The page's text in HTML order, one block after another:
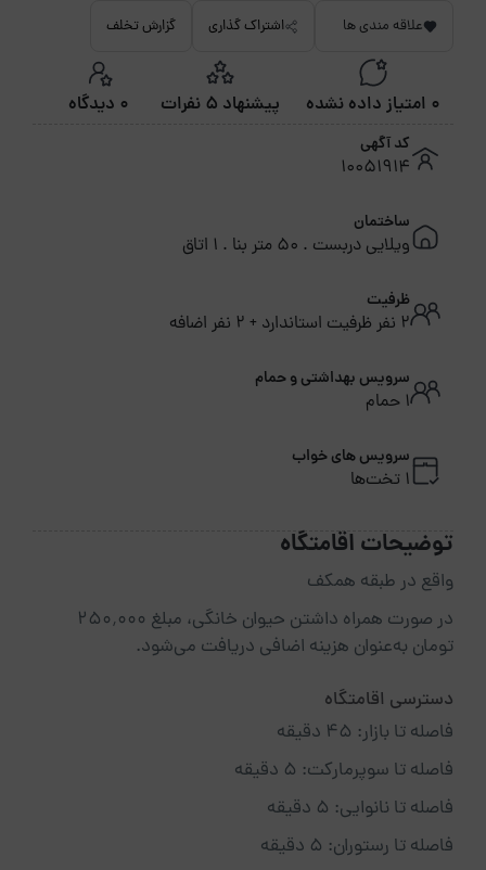
علاقه مندی ها اشتراک گذاری گزارش تخلف
0 امتیاز داده نشده پیشنهاد 5 نفرات 0 دیدگاه
کد آگهی
10051914
ساختمان
ویلایی دربست . 50 متر بنا . 1 اتاق
ظرفیت
2 نفر ظرفیت استاندارد + 2 نفر اضافه
سرویس بهداشتی و حمام
1 حمام
سرویس های خواب
1 تخت‌ها
توضیحات اقامتگاه
واقع در طبقه همکف
در صورت همراه داشتن حیوان خانگی، مبلغ ۲۵۰٬۰۰۰
تومان به‌عنوان هزینه اضافی دریافت می‌شود.
دسترسی اقامتگاه
فاصله تا بازار: ۴۵ دقیقه
فاصله تا سوپرمارکت: ۵ دقیقه
فاصله تا نانوایی: ۵ دقیقه
فاصله تا رستوران: ۵ دقیقه